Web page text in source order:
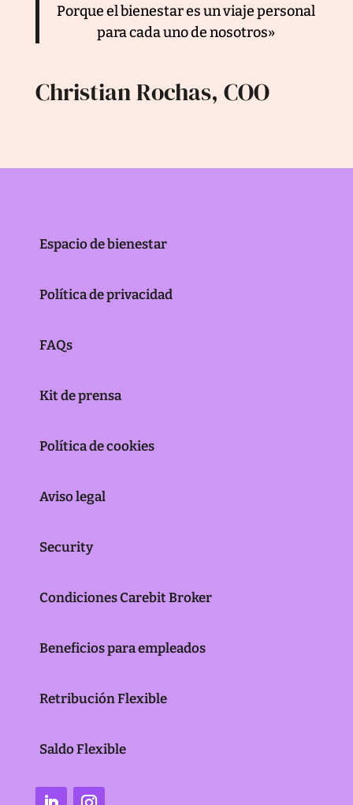
Porque el bienestar es un viaje personal
para cada uno de nosotros»
Christian Rochas, COO
Espacio de bienestar
Política de privacidad
FAQs
Kit de prensa
Política de cookies
Aviso legal
Security
Condiciones Carebit Broker
Beneficios para empleados
Retribución Flexible
Saldo Flexible